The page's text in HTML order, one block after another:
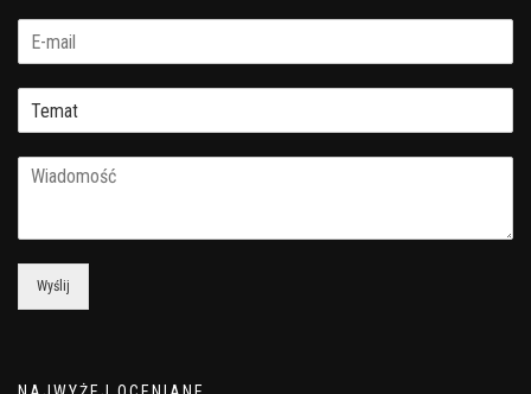
Wyślij